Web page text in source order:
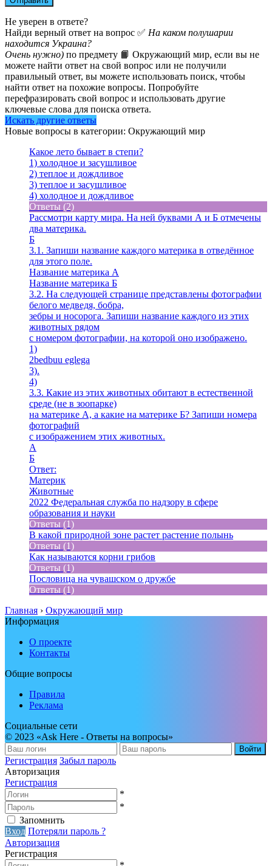
Не уверен в ответе?
Найди верный ответ на вопрос ✅ На каком полушарии
находится Украина?
Очень нужно) по предмету 📙 Окружающий мир, если вы не
можете найти ответ на свой вопрос или не получили
правильный ответ, вы можете использовать поиск, чтобы
найти ответ на похожие вопросы. Попробуйте
перефразировать свой вопрос и использовать другие
ключевые слова для поиска ответа.
Искать другие ответы
Новые вопросы в категории: Окружающий мир
Какое лето бывает в степи?
1) холодное и засушливое
2) теплое и дождливое
3) теплое и засушливое
4) холодное и дождливое
Ответы (2)
Рассмотри карту мира. На ней буквами А и Б отмечены
два материка.
Б
3.1. Запиши название каждого материка в отведённое
для этого поле.
Название материка А
Название материка Б
3.2. На следующей странице представлены фотографии
белого медведя, бобра,
зебры и носорога. Запиши название каждого из этих
животных рядом
с номером фотографии, на которой оно изображено.
1)
2bedbuu eglega
3).
4)
3.3. Какие из этих животных обитают в естественной
среде (не в зоопарке)
на материке А, а какие на материке Б? Запиши номера
фотографий
с изображением этих животных.
A
Б
Ответ:
Материк
Животные
2022 Федеральная служба по надзору в сфере
образования и науки
Ответы (1)
В какой природной зоне растет растение полынь
Ответы (1)
Как называются корни грибов
Ответы (1)
Пословица на чувашском о дружбе
Ответы (1)
Главная › Окружающий мир
Информация
О проекте
Контакты
Общие вопросы
Правила
Реклама
Социальные сети
© 2023 «Ask Here - Ответы на вопросы»
Войти
Регистрация Забыл пароль
Авторизация
Регистрация
*
*
Запомнить
Вход Потеряли пароль ?
Авторизация
Регистрация